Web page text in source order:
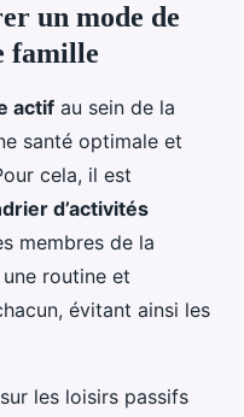
un mode de
famille
actif au sein de la
santé optimale et
cela, il est
d’activités
membres de la
routine et
évitant ainsi les
les loisirs passifs